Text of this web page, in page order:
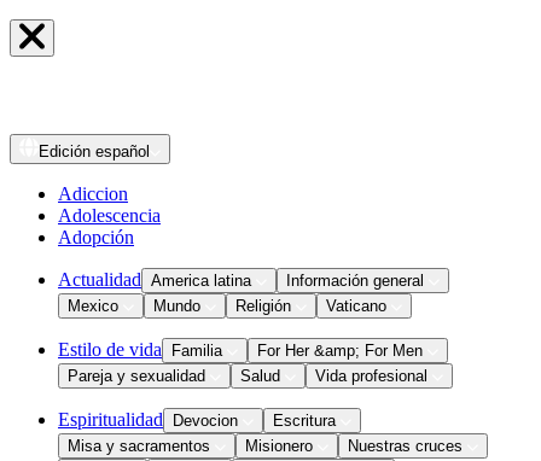
Edición español
Adiccion
Adolescencia
Adopción
Actualidad America latina
Información general
Mexico
Mundo Religión Vaticano
Estilo de vida Familia
For Her &amp; For Men
Pareja y sexualidad
Salud Vida profesional
Espiritualidad Devocion
Escritura
Misa y sacramentos
Misionero
Nuestras cruces